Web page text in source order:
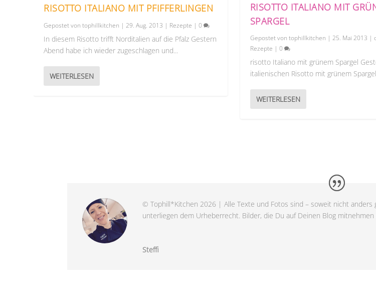
RISOTTO ITALIANO MIT PFIFFERLINGEN
Gepostet vontophillkitchen |29. Aug. 2013 | Rezepte |0
In diesem Risotto trifft Norditalien auf die Pfalz Gestern
Abend habe ich wieder zugeschlagen und...
WEITERLESEN
RISOTTO ITALIANO MIT
SPARGEL
Gepostet von tophillkitchen | 25. Mai 2013 |
Rezepte | 0
risotto Italiano mit grünem Spargel
italienischen Risotto mit grünem Spargel
WEITERLESEN
© Tophill*Kitchen 2026 | Alle Texte und Fotos sind – soweit nicht anders
unterliegen dem Urheberrecht. Bilder, die Du auf Deinen Blog
Steffi